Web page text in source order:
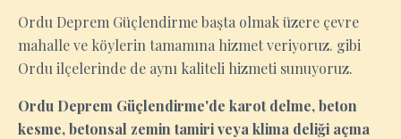
Ordu Deprem Güçlendirme başta olmak üzere çevre
mahalle ve köylerin tamamına hizmet veriyoruz. gibi
Ordu ilçelerinde de aynı kaliteli hizmeti sunuyoruz.
Ordu Deprem Güçlendirme'de karot delme, beton
kesme, betonsal zemin tamiri veya klima deliği açma